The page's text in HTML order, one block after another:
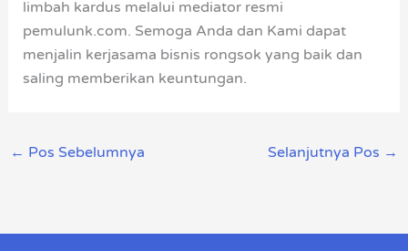
limbah kardus melalui mediator resmi
pemulunk.com. Semoga Anda dan Kami dapat
menjalin kerjasama bisnis rongsok yang baik dan
saling memberikan keuntungan.
← Pos Sebelumnya Selanjutnya Pos →